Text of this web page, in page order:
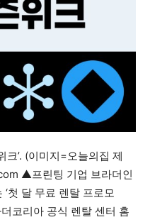
크’. (이미지=오늘의집 제
▲프린팅 기업 브라더인
첫 달 무료 렌탈 프로모
코리아 공식 렌탈 센터 홈